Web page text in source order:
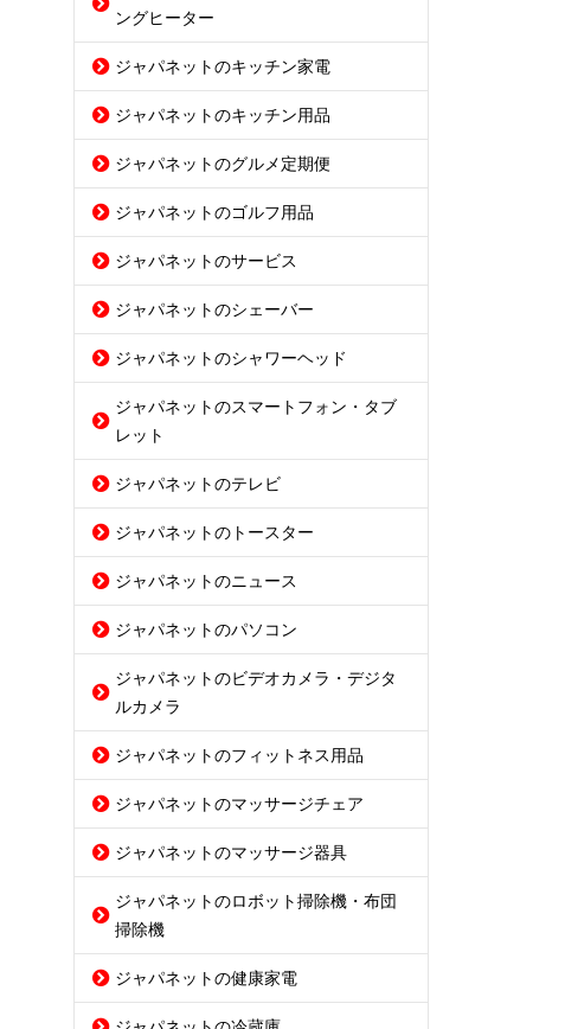
ングヒーター
ジャパネットのキッチン家電
ジャパネットのキッチン用品
ジャパネットのグルメ定期便
ジャパネットのゴルフ用品
ジャパネットのサービス
ジャパネットのシェーバー
ジャパネットのシャワーヘッド
ジャパネットのスマートフォン・タブ
レット
ジャパネットのテレビ
ジャパネットのトースター
ジャパネットのニュース
ジャパネットのパソコン
ジャパネットのビデオカメラ・デジタ
ルカメラ
ジャパネットのフィットネス用品
ジャパネットのマッサージチェア
ジャパネットのマッサージ器具
ジャパネットのロボット掃除機・布団
掃除機
ジャパネットの健康家電